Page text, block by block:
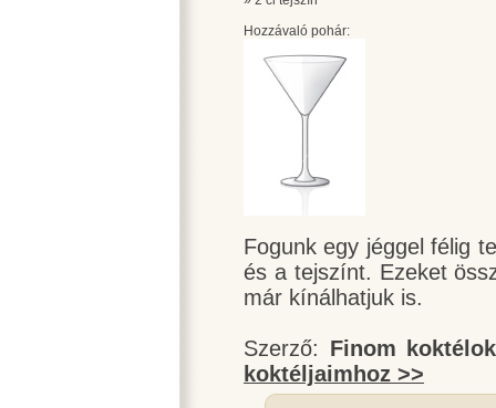
Hozzávaló pohár:
Fogunk egy jéggel félig
és a tejszínt. Ezeket
már kínálhatjuk is.
Szerző: Finom koktélok
koktéljaimhoz >>